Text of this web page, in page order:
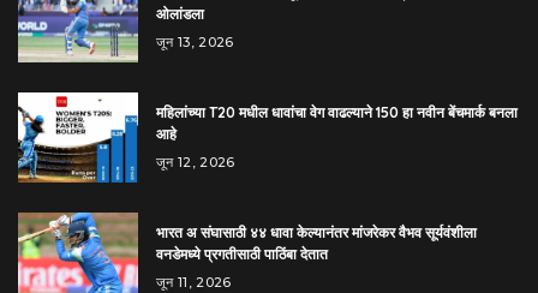
ओलांडला
जून 13, 2026
महिलांच्या T20 मधील धावांचा वेग वाढल्याने 150 हा नवीन बेंचमार्क बनला
आहे
जून 12, 2026
भारत अ संघासाठी ४४ धावा केल्यानंतर मांजरेकर वैभव सूर्यवंशीला
वनडेमध्ये प्रगतीसाठी पाठिंबा देतात
जून 11, 2026